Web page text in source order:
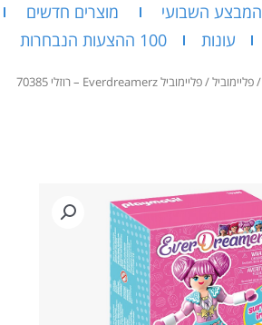
המבצע השבועי
מוצרים חדשים
עונות 100 ההצעות הנבחרות
/פליימוביל/ פליימוביל Everdreamerz – רוזלי 70385